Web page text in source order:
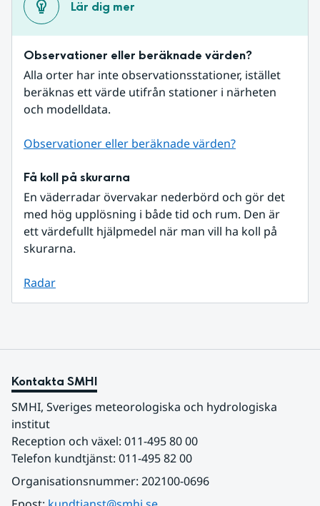
Lär dig mer
Observationer eller beräknade värden?
Alla orter har inte observationsstationer, istället
beräknas ett värde utifrån stationer i närheten
och modelldata.
Observationer eller beräknade värden?
Få koll på skurarna
En väderradar övervakar nederbörd och gör det
med hög upplösning i både tid och rum. Den är
ett värdefullt hjälpmedel när man vill ha koll på
skurarna.
Radar
Kontakta SMHI
SMHI, Sveriges meteorologiska och hydrologiska
institut
Reception och växel: 011-495 80 00
Telefon kundtjänst: 011-495 82 00
Organisationsnummer: 202100-0696